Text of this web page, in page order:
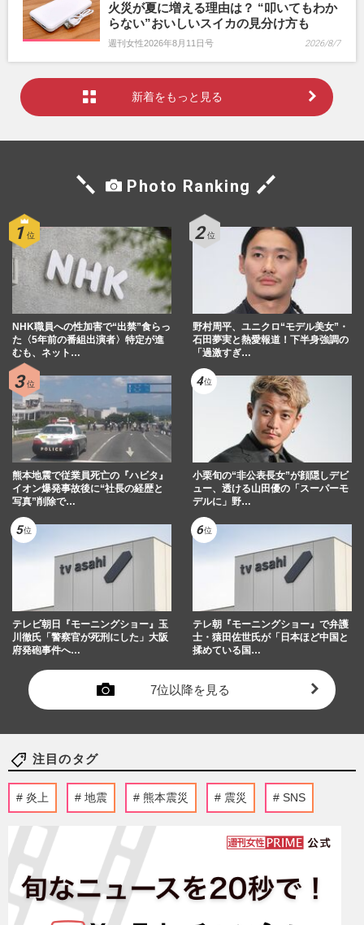
火災が夏に増える理由は？ “叩いてもわか
らない”おいしいスイカの見分け方も
週刊女性2026年8月11日号 2026/8/7
新着をもっと見る
Photo Ranking
NHK職員への性加害で“出禁”食らっ
た〈5年前の番組出演者〉特定が進
むも、ネット…
野村周平、ユニクロ“モデル美女”・
石田夢実と熱愛報道！下半身強調の
「過激すぎ…
熊本地震で従業員死亡の『ハビタ』
イオン爆発事故後に“社長の経歴と
写真”削除で…
小栗旬の“非公表長女”が顔隠しデビ
ュー、透ける山田優の「スーパーモ
デルに」野…
テレビ朝日『モーニングショー』玉
川徹氏「警察官が死刑にした」大阪
府発砲事件へ…
テレ朝『モーニングショー』で弁護
士・猿田佐世氏が「日本ほど中国と
揉めている国…
7位以降を見る
注目のタグ
炎上 地震 熊本震災 震災 SNS